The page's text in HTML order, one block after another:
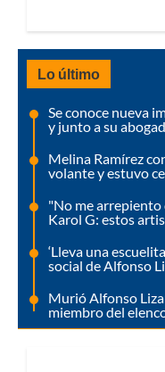
Lo último
Se conoce nueva
y junto a su
Melina Ramírez
volante y estuvo
"No me arrepiento
Karol G: estos
‘Lleva una
social de Alfonso
Murió Alfonso
miembro del